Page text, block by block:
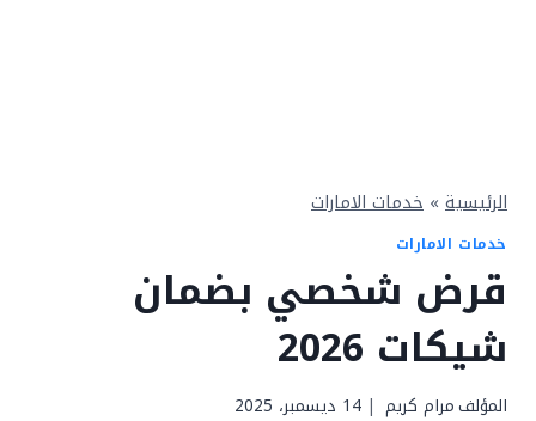
الرئيسية » خدمات الامارات
خدمات الامارات
قرض شخصي بضمان
شيكات 2026
المؤلفمرام كريم 14 ديسمبر، 2025